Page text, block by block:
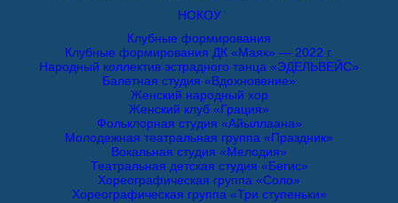
НОКОУ
Клубные формирования
Клубные формирования ДК «Маяк» — 2022 г.
Народный коллектив эстрадного танца «ЭДЕЛЬВЕЙС»
Балетная студия «Вдохновение»
Женский народный хор
Женский клуб «Грация»
Фольклорная студия «Айыллаана»
Молодежная театральная группа «Праздник»
Вокальная студия «Мелодия»
Театральная детская студия «Бегис»
Хореографическая группа «Соло»
Хореографическая группа «Три ступеньки»